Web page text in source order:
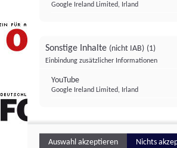
FONDS professionell
Google Ireland Limited, Irland
Sonstige Inhalte (nicht IAB) (1)
Einbindung zusätzlicher Informationen
YouTube
Google Ireland Limited, Irland
Auswahl akzeptieren Nichts